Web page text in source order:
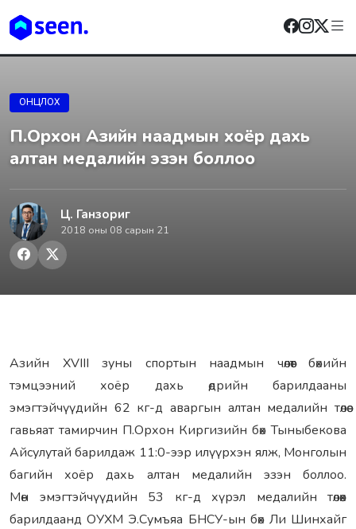
ОНЦЛОХ
П.Oрхон Aзийн наадмын хоёр дахь
алтан медалийн эзэн боллоо
Ц. Ганзориг
2018 оны 08 сарын 21
Азийн XVIII зуны спортын наадмын чөлөөт бөхийн
тэмцээний хоёр дахь өдрийн барилдааны
эмэгтэйчүүдийн 62 кг-д аваргын алтан медалийн төлөө
гавьяат тамирчин П.Орхон Киргизийн бөх Тыныбекова
Айсулутай барилдаж 11:0-ээр илүүрхэн ялж, Монголын
багийн хоёр дахь алтан медалийн эзэн боллоо.
Мөн эмэгтэйчүүдийн 53 кг-д хүрэл медалийн төлөөх
барилдаанд ОУХМ Э.Сумъяа БНСУ-ын бөх Ли Шинхайг